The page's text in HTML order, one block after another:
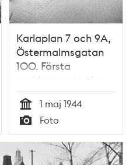
Karlaplan 7 och 9A,
Östermalmsgatan
100. Första
majdemonstration
Tid
1 maj 1944
Typ
Foto